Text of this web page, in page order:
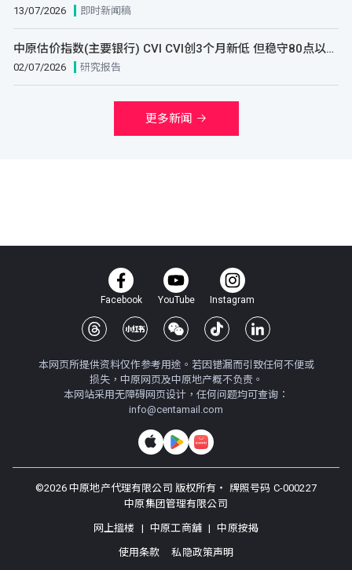
13/07/2026 即时新闻稿
中原估价指数(主要银行) CVI CVI创3个月新低 但稳守80点以上 上半年143个CCL屋苑估价全线上升 港九市区超过两成屋苑半年升逾15%
02/07/2026 研究报告
更多新闻
Facebook YouTube Instagram
本网页所提供资料仅作参考用途。若因错漏而引致任何不便或
损失，中原网页及中原地产概不负责。
本网站采用无障碍网页设计，任何问题均可查询：
info@centamail.com
©2026中原地产代理有限公司 版权所有・ 牌照号码 C-000227
中原集团管理有限公司
网上搵楼 | 中原工商舖 | 中原按揭
使用条款 私隐政策声明